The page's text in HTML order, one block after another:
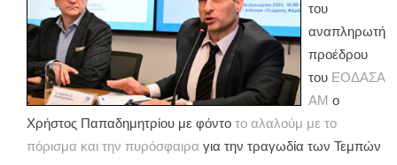
του
αναπληρωτή
προέδρου
του ΕΟΔΑΣΑ
ΑΜ ο
Χρήστος Παπαδημητρίου με φόντο το αλαλούμ με το
πόρισμα και την πυρόσφαιρα για την τραγωδία των Τεμπών